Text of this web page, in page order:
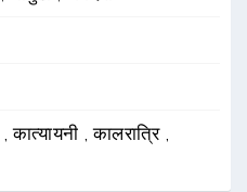
,कात्यायनी ,कालरात्रि ,